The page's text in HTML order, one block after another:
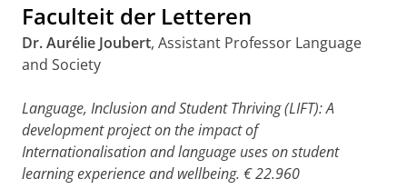
Faculteit der Letteren
Dr. Aurélie Joubert, Assistant Professor Language
and Society
Language, Inclusion and Student Thriving (LIFT): A
development project on the impact of
Internationalisation and language uses on student
learning experience and wellbeing. € 22.960